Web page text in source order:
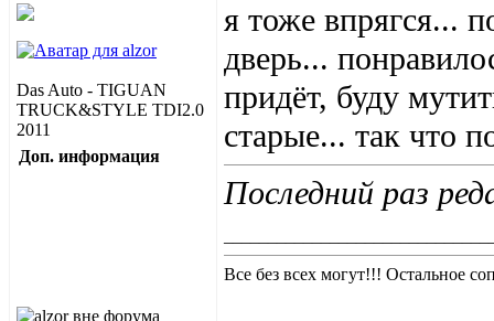
Das Auto - TIGUAN
TRUCK&STYLE TDI2.0
2011
Доп. информация
я тоже впрягся...
дверь...
придёт, буду
старые... так что
Последний раз
Все без всех могут!!! Остальное